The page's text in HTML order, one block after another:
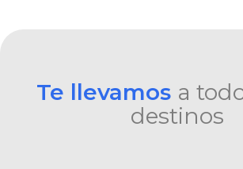
Te llevamos a
destinos